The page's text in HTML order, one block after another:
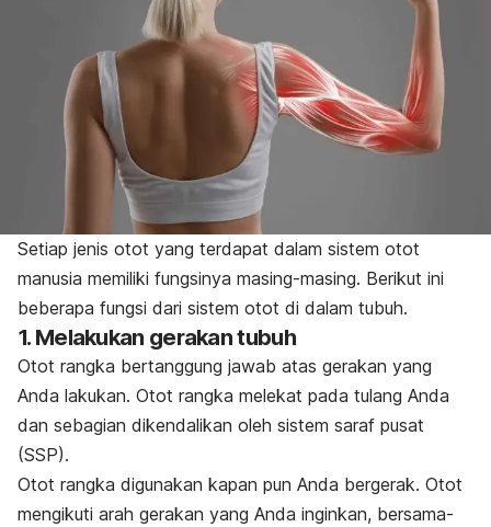
Setiap jenis otot yang terdapat dalam sistem otot
manusia memiliki fungsinya masing-masing. Berikut ini
beberapa fungsi dari sistem otot di dalam tubuh.
1. Melakukan gerakan tubuh
Otot rangka bertanggung jawab atas gerakan yang
Anda lakukan. Otot rangka melekat pada tulang Anda
dan sebagian dikendalikan oleh sistem saraf pusat
(SSP).
Otot rangka digunakan kapan pun Anda bergerak. Otot
mengikuti arah gerakan yang Anda inginkan, bersama-